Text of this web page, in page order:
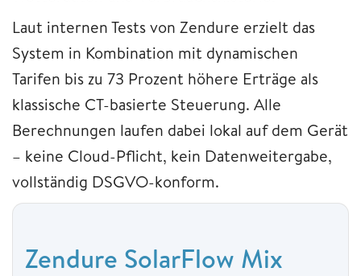
Laut internen Tests von Zendure erzielt das
System in Kombination mit dynamischen
Tarifen bis zu 73 Prozent höhere Erträge als
klassische CT-basierte Steuerung. Alle
Berechnungen laufen dabei lokal auf dem Gerät
– keine Cloud-Pflicht, kein Datenweitergabe,
vollständig DSGVO-konform.
Zendure SolarFlow Mix